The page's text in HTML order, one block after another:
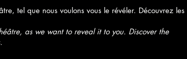
tel que nous voulons vous le révéler. Découvrez les
as we want to reveal it to you. Discover the